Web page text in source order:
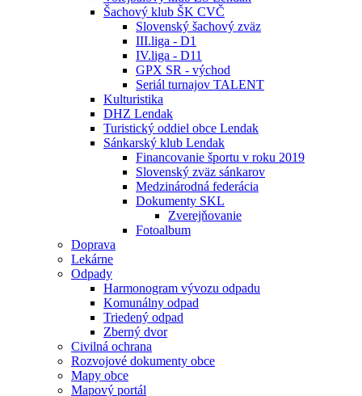
Šachový klub ŠK CVČ
Slovenský šachový zväz
III.liga - D1
IV.liga - D11
GPX SR - východ
Seriál turnajov TALENT
Kulturistika
DHZ Lendak
Turistický oddiel obce Lendak
Sánkarský klub Lendak
Financovanie športu v roku 2019
Slovenský zväz sánkarov
Medzinárodná federácia
Dokumenty SKL
Zverejňovanie
Fotoalbum
Doprava
Lekárne
Odpady
Harmonogram vývozu odpadu
Komunálny odpad
Triedený odpad
Zberný dvor
Civilná ochrana
Rozvojové dokumenty obce
Mapy obce
Mapový portál